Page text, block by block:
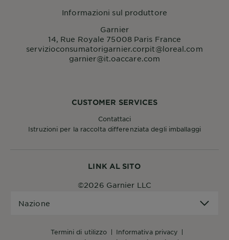
LINK AL SITO
termini di utilizzo
informativa privacy
Nazione
©2026 Garnier LLC
CUSTOMER SERVICES
Contattaci
Istruzioni per la raccolta differenziata degli imballaggi
Informazioni sul produttore
Garnier
14, Rue Royale 75008 Paris France
servizioconsumatorigarnier.corpit@loreal.com
garnier@it.oaccare.com